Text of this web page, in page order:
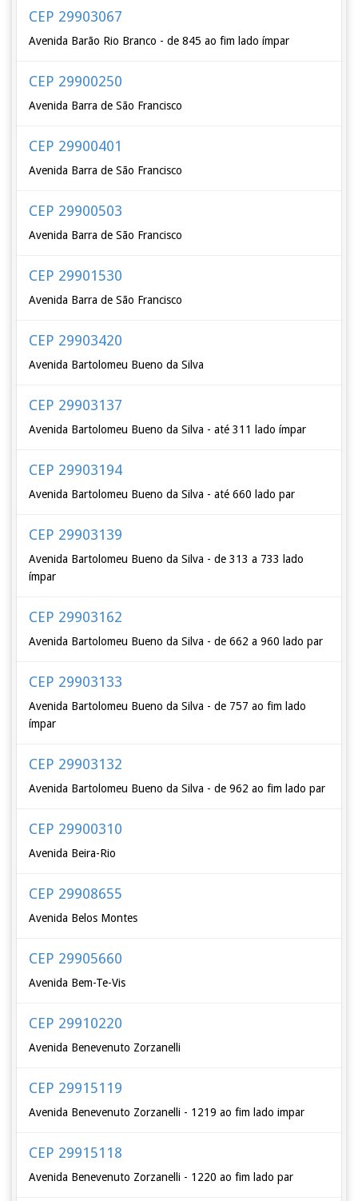
CEP 29903067
Avenida Barão Rio Branco - de 845 ao fim lado ímpar
CEP 29900250
Avenida Barra de São Francisco
CEP 29900401
Avenida Barra de São Francisco
CEP 29900503
Avenida Barra de São Francisco
CEP 29901530
Avenida Barra de São Francisco
CEP 29903420
Avenida Bartolomeu Bueno da Silva
CEP 29903137
Avenida Bartolomeu Bueno da Silva - até 311 lado ímpar
CEP 29903194
Avenida Bartolomeu Bueno da Silva - até 660 lado par
CEP 29903139
Avenida Bartolomeu Bueno da Silva - de 313 a 733 lado
ímpar
CEP 29903162
Avenida Bartolomeu Bueno da Silva - de 662 a 960 lado par
CEP 29903133
Avenida Bartolomeu Bueno da Silva - de 757 ao fim lado
ímpar
CEP 29903132
Avenida Bartolomeu Bueno da Silva - de 962 ao fim lado par
CEP 29900310
Avenida Beira-Rio
CEP 29908655
Avenida Belos Montes
CEP 29905660
Avenida Bem-Te-Vis
CEP 29910220
Avenida Benevenuto Zorzanelli
CEP 29915119
Avenida Benevenuto Zorzanelli - 1219 ao fim lado impar
CEP 29915118
Avenida Benevenuto Zorzanelli - 1220 ao fim lado par